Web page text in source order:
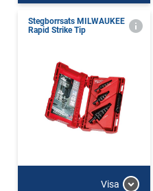
Stegborrsats MILWAUKEE
Rapid Strike Tip
Visa